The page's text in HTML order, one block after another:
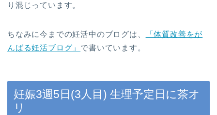
り混じっています。
ちなみに今までの妊活中のブログは、
「体質改善をが
んばる妊活ブログ」 で書いています。
妊娠3週5日(3人目) 生理予定日に茶オ
リ